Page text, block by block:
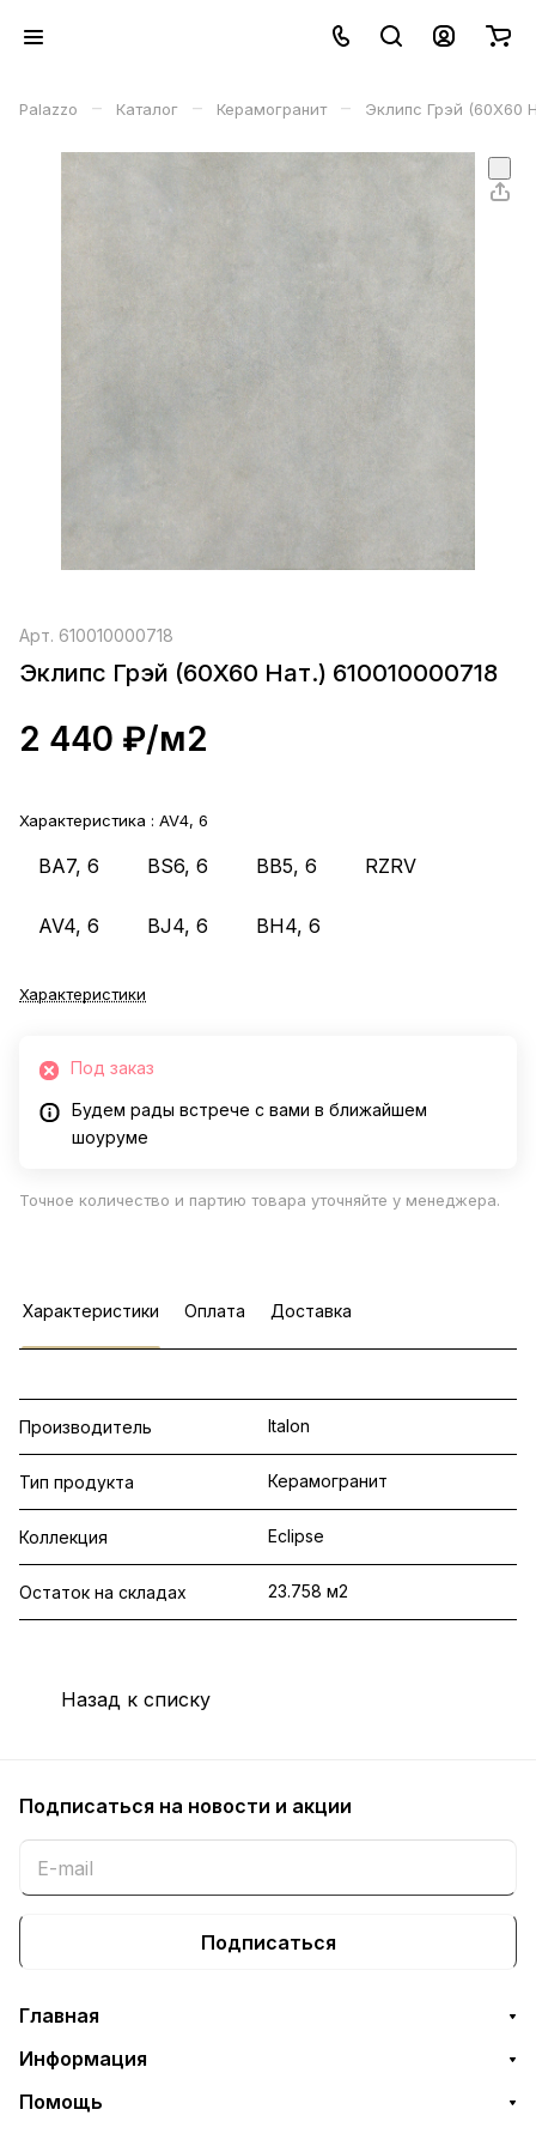
Palazzo – Каталог – Керамогранит – Эклипс Грэй (60X60
Арт. 610010000718
Эклипс Грэй (60X60 Нат.) 610010000718
2 440 ₽/м2
Характеристика : AV4, 6
ВА7, 6 BS6, 6 BB5, 6 RZRV
AV4, 6 BJ4, 6 BH4, 6
Характеристики
Под заказ
Будем рады встрече с вами в ближайшем
шоуруме
Точное количество и партию товара уточняйте у менеджера.
Характеристики Оплата Доставка
Производитель Italon
Тип продукта Керамогранит
Коллекция Eclipse
Остаток на складах 23.758 м2
Назад к списку
Подписаться на новости и акции
Подписаться
Главная
Информация
Помощь